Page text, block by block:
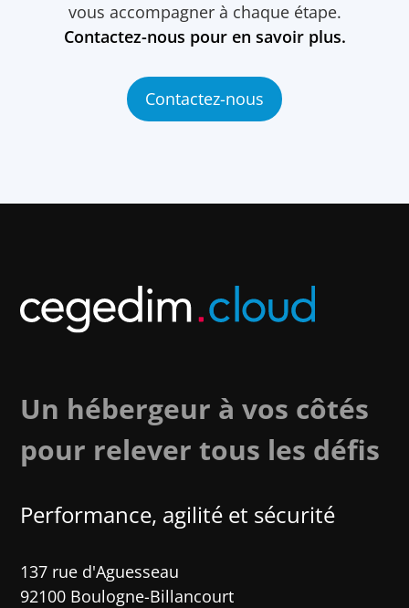
vous accompagner à chaque étape.
Contactez-nous pour en savoir plus.
Contactez-nous
Un hébergeur à vos côtés
pour relever tous les défis
Performance, agilité et sécurité​
137 rue d'Aguesseau
92100 Boulogne-Billancourt